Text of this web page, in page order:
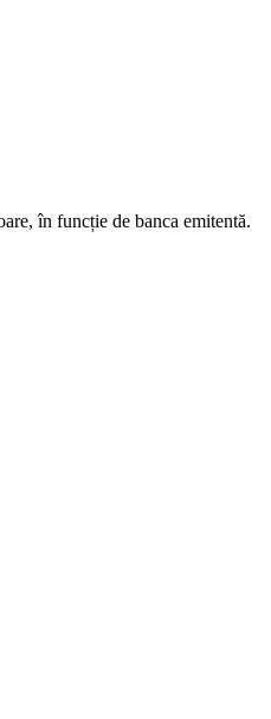
în funcție de banca emitentă.